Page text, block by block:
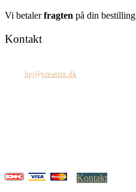
Vi betalerfragten på din bestilling
Kontakt
hej@creatrix.dk
Kontakt